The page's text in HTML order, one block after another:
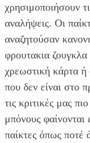
χρησιμοποιήσουν
αναλήψεις. Οι
αναζητούσαν
φρουτακια ζουγκλα
χρεωστική κάρτα
που δεν είναι στο
τις κριτικές μας
μπόνους
παίκτες όπως ποτέ